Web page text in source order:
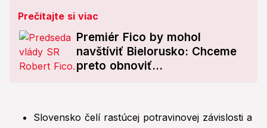
Prečítajte si viac
Premiér Fico by mohol
navštíviť Bielorusko: Chceme
preto obnoviť...
Slovensko čelí rastúcej potravinovej závislosti a